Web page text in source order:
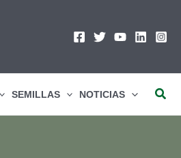
SEMILLAS NOTICIAS